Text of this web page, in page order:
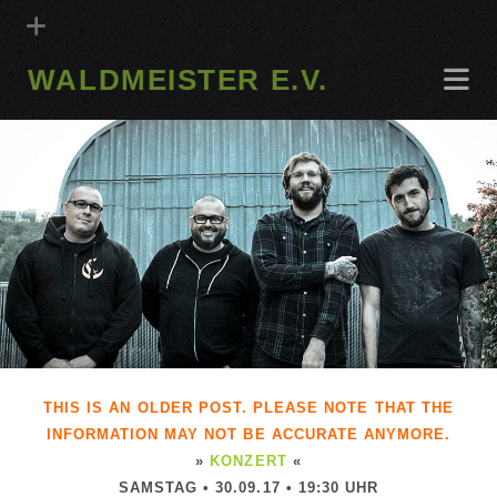
WALDMEISTER E.V.
THIS IS AN OLDER POST. PLEASE NOTE THAT THE
INFORMATION MAY NOT BE ACCURATE ANYMORE.
» KONZERT «
SAMSTAG • 30.09.17 • 19:30 UHR